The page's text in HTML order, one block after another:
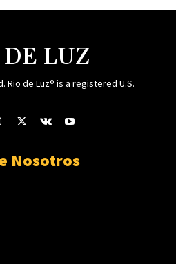
LUZ
Rio de Luz® is a registered U.S.
Nosotros